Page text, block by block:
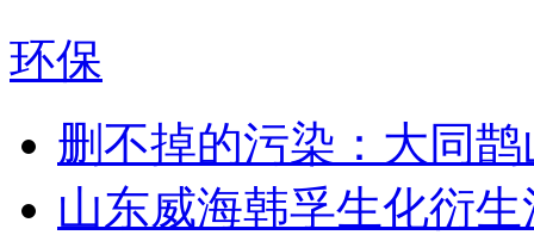
环保
删不掉的污染：大同
山东威海韩孚生化衍